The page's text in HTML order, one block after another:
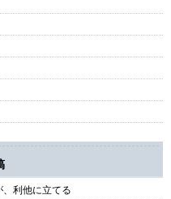
利他に立てる